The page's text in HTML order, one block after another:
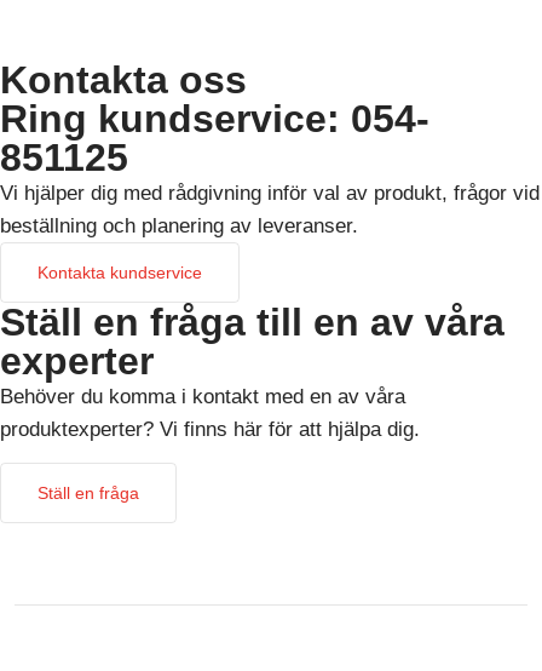
Kontakta oss
Ring kundservice: 054-
851125
Vi hjälper dig med rådgivning inför val av produkt, frågor vid
beställning och planering av leveranser.
Kontakta kundservice
Ställ en fråga till en av våra
experter
Behöver du komma i kontakt med en av våra
produktexperter? Vi finns här för att hjälpa dig.
Ställ en fråga